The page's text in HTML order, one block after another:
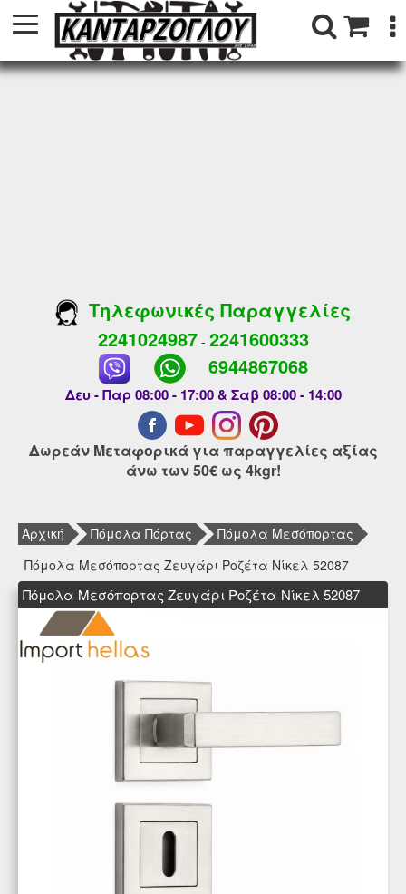
Τηλεφωνικές Παραγγελίες
2241024987- 2241600333
6944867068
Δευ - Παρ 08:00 - 17:00 & Σαβ 08:00 - 14:00
Δωρεάν Μεταφορικά για παραγγελίες αξίας
άνω των 50€ ως 4kgr!
Αρχική Πόμολα Πόρτας
Πόμολα Μεσόπορτας
Πόμολα Μεσόπορτας Ζευγάρι Ροζέτα Νίκελ 52087
Πόμολα Μεσόπορτας Ζευγάρι Ροζέτα Νίκελ 52087